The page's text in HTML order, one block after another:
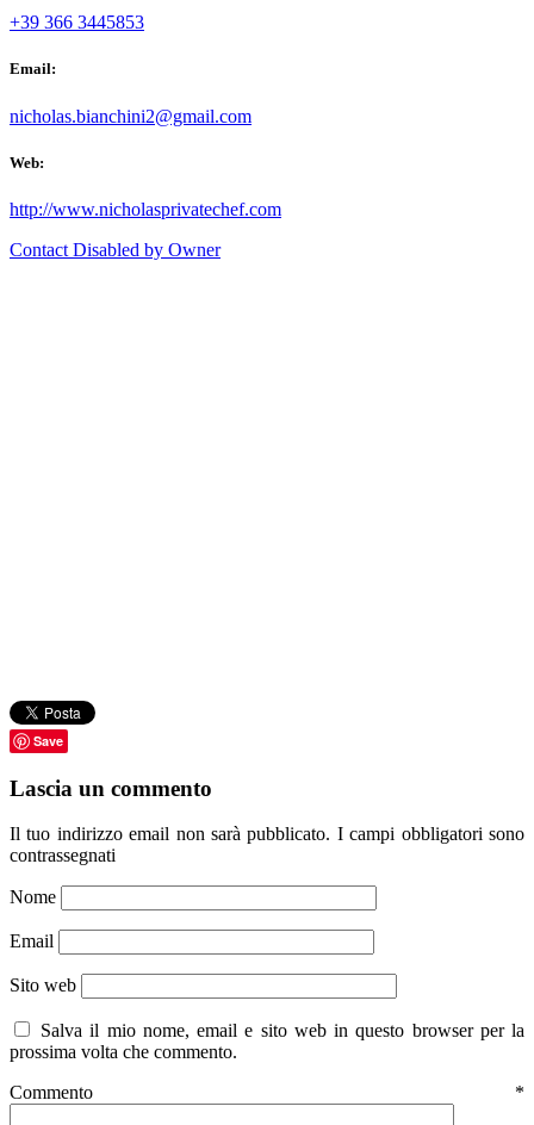
+39 366 3445853
Email:
nicholas.bianchini2@gmail.com
Web:
http://www.nicholasprivatechef.com
Contact Disabled by Owner
Save
Lascia un commento
Il tuo indirizzo email non sarà pubblicato. I campi obbligatori sono
contrassegnati
Nome
Email
Sito web
Salva il mio nome, email e sito web in questo browser per la
prossima volta che commento.
Commento *